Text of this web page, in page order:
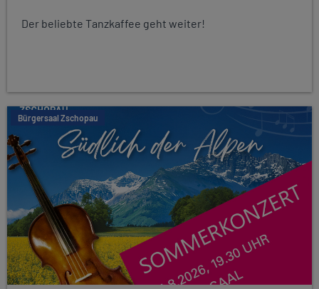
Der beliebte Tanzkaffee geht weiter!
Bürgersaal Zschopau